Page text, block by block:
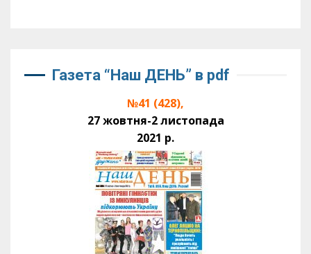
Газета “Наш ДЕНЬ” в pdf
№41 (428),
27 жовтня-2 листопада
2021 р.